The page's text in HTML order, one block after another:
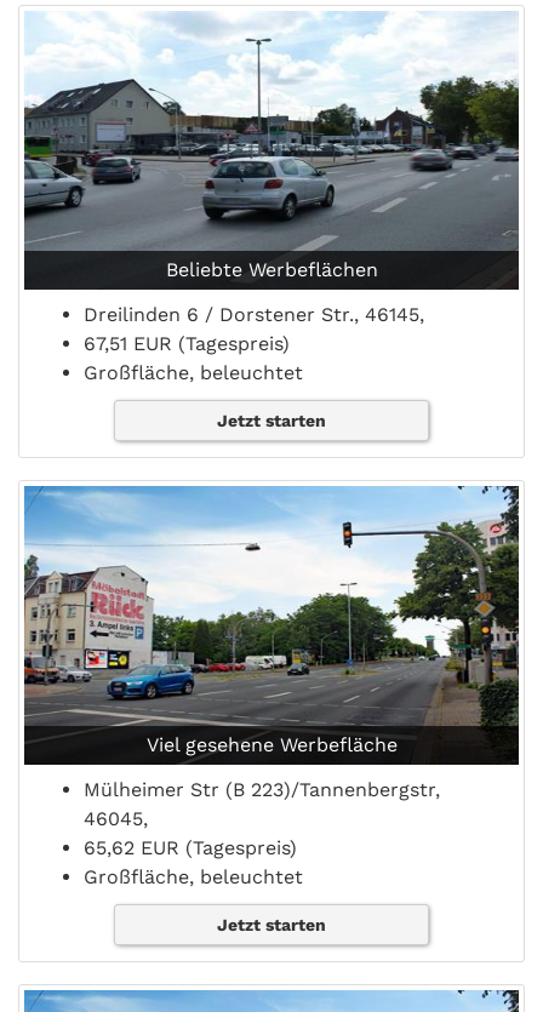
Beliebte Werbeflächen
Dreilinden 6 / Dorstener Str., 46145,
67,51 EUR (Tagespreis)
Großfläche, beleuchtet
Jetzt starten
Viel gesehene Werbefläche
Mülheimer Str (B 223)/Tannenbergstr,
46045,
65,62 EUR (Tagespreis)
Großfläche, beleuchtet
Jetzt starten